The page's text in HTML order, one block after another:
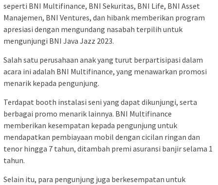
seperti BNI Multifinance, BNI Sekuritas, BNI Life, BNI Asset
Manajemen, BNI Ventures, dan hibank memberikan program
apresiasi dengan mengundang nasabah terpilih untuk
mengunjungi BNI Java Jazz 2023.
Salah satu perusahaan anak yang turut berpartisipasi dalam
acara ini adalah BNI Multifinance, yang menawarkan promosi
menarik kepada pengunjung.
Terdapat booth instalasi seni yang dapat dikunjungi, serta
berbagai promo menarik lainnya. BNI Multifinance
memberikan kesempatan kepada pengunjung untuk
mendapatkan pembiayaan mobil dengan cicilan ringan dan
tenor hingga 7 tahun, ditambah premi asuransi banjir selama 1
tahun.
Selain itu, para pengunjung juga berkesempatan untuk